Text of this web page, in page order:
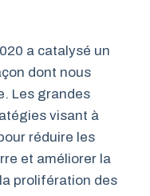
a catalysé un
dont nous
Les grandes
visant à
réduire les
et améliorer la
prolifération des